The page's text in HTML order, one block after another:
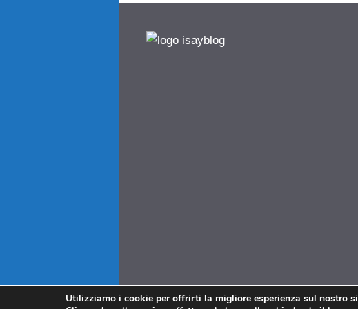
Utilizziamo i cookie per offrirti la migliore esperienza sul nostro